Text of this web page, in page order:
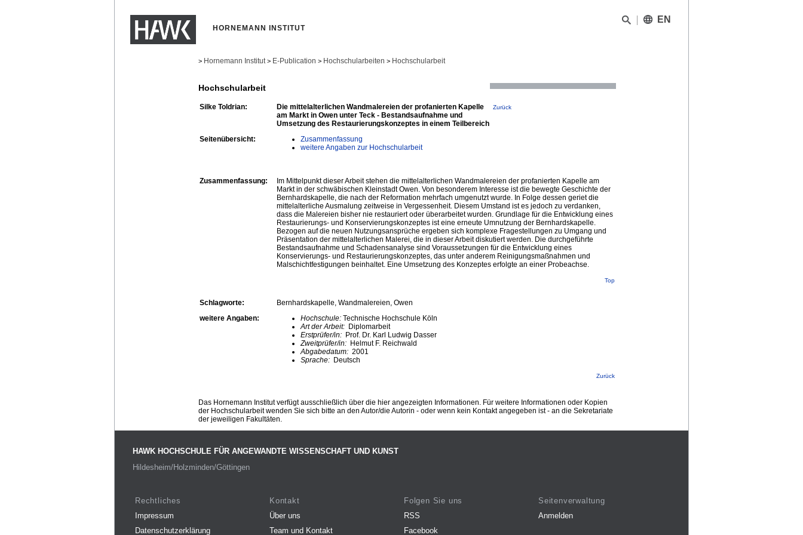
HORNEMANN INSTITUT
EN
> Hornemann Institut > E-Publication > Hochschularbeiten > Hochschularbeit
Hochschularbeit
Silke Toldrian:
Die mittelalterlichen Wandmalereien der profanierten Kapelle
am Markt in Owen unter Teck - Bestandsaufnahme und
Umsetzung des Restaurierungskonzeptes in einem Teilbereich
Zurück
Seitenübersicht:
Zusammenfassung
weitere Angaben zur Hochschularbeit
Zusammenfassung:
Im Mittelpunkt dieser Arbeit stehen die mittelalterlichen Wandmalereien der profanierten Kapelle am
Markt in der schwäbischen Kleinstadt Owen. Von besonderem Interesse ist die bewegte Geschichte der
Bernhardskapelle, die nach der Reformation mehrfach umgenutzt wurde. In Folge dessen geriet die
mittelalterliche Ausmalung zeitweise in Vergessenheit. Diesem Umstand ist es jedoch zu verdanken,
dass die Malereien bisher nie restauriert oder überarbeitet wurden. Grundlage für die Entwicklung eines
Restaurierungs- und Konservierungskonzeptes ist eine erneute Umnutzung der Bernhardskapelle.
Bezogen auf die neuen Nutzungsansprüche ergeben sich komplexe Fragestellungen zu Umgang und
Präsentation der mittelalterlichen Malerei, die in dieser Arbeit diskutiert werden. Die durchgeführte
Bestandsaufnahme und Schadensanalyse sind Voraussetzungen für die Entwicklung eines
Konservierungs- und Restaurierungskonzeptes, das unter anderem Reinigungsmaßnahmen und
Malschichtfestigungen beinhaltet. Eine Umsetzung des Konzeptes erfolgte an einer Probeachse.
Top
Schlagworte:
Bernhardskapelle, Wandmalereien, Owen
weitere Angaben:
Hochschule: Technische Hochschule Köln
Art der Arbeit: Diplomarbeit
Erstprüfer/in: Prof. Dr. Karl Ludwig Dasser
Zweitprüfer/in: Helmut F. Reichwald
Abgabedatum: 2001
Sprache: Deutsch
Zurück
Das Hornemann Institut verfügt ausschließlich über die hier angezeigten Informationen. Für weitere Informationen oder Kopien
der Hochschularbeit wenden Sie sich bitte an den Autor/die Autorin - oder wenn kein Kontakt angegeben ist - an die Sekretariate
der jeweiligen Fakultäten.
HAWK HOCHSCHULE FÜR ANGEWANDTE WISSENSCHAFT UND KUNST
Hildesheim/Holzminden/Göttingen
Rechtliches
Impressum
Datenschutzerklärung
Kontakt
Über uns
Team und Kontakt
Folgen Sie uns
RSS
Facebook
Seitenverwaltung
Anmelden